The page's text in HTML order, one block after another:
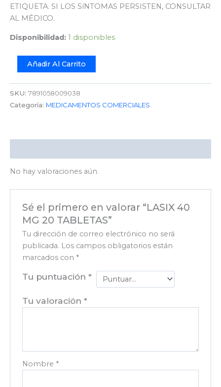
ETIQUETA. SI LOS SíNTOMAS PERSISTEN, CONSULTAR
AL MÉDICO.
Disponibilidad: 1 disponibles
Añadir Al Carrito
SKU: 7891058009038
Categoría: MEDICAMENTOS COMERCIALES
No hay valoraciones aún.
Sé el primero en valorar “LASIX 40
MG 20 TABLETAS”
Tu dirección de correo electrónico no será
publicada. Los campos obligatorios están
marcados con *
Tu puntuación*
Tu valoración*
Nombre *